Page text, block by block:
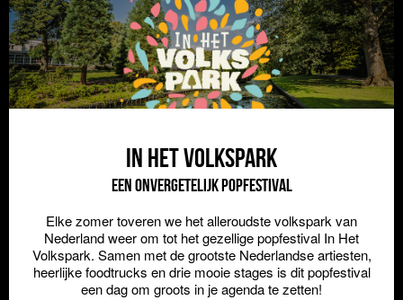
In Het Volkspark
Een onvergetelijk popfestival
Elke zomer toveren we het alleroudste volkspark van
Nederland weer om tot het gezellige popfestival In Het
Volkspark. Samen met de grootste Nederlandse artiesten,
heerlijke foodtrucks en drie mooie stages is dit popfestival
een dag om groots in je agenda te zetten!